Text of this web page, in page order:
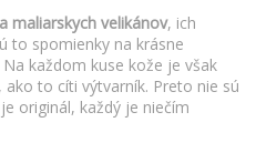
maliarskych velikánov, ich
to spomienky na krásne
každom kuse kože je však
ako to cíti výtvarník. Preto nie sú
originál, každý je niečím